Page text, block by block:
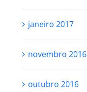
janeiro 2017
novembro 2016
outubro 2016